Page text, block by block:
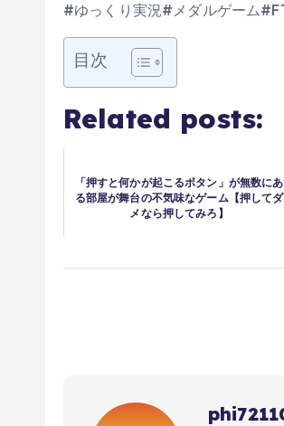
#ゆっくり実況#メダルゲーム
目次
Related posts:
「押すと何かが起こるボタン」が無数にあ
る部屋が舞台の不気味なゲーム【押してダ
メなら押してみろ】